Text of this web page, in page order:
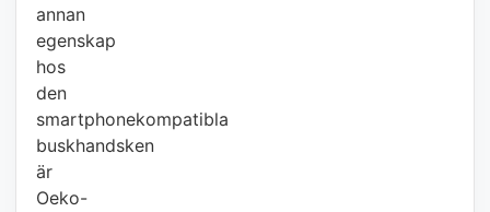
annan
egenskap
hos
den
smartphonekompatibla
buskhandsken
är
Oeko-